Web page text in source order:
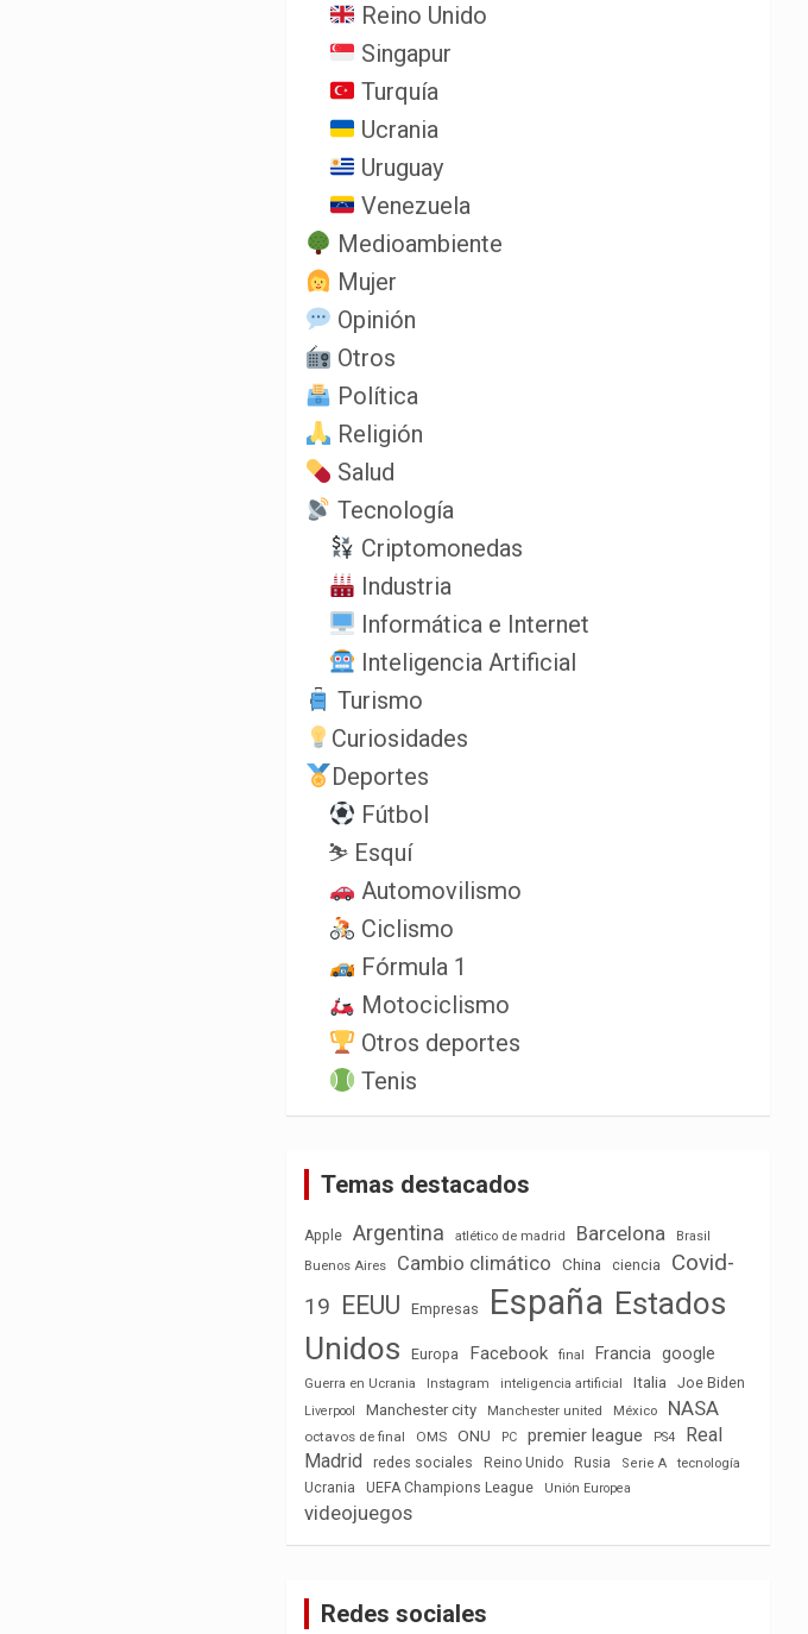
Reino Unido
Singapur
Turquía
Ucrania
Uruguay
Venezuela
Medioambiente
Mujer
Opinión
Otros
Política
Religión
Salud
Tecnología
Criptomonedas
Industria
Informática e Internet
Inteligencia Artificial
Turismo
Curiosidades
Deportes
Fútbol
⛷️ Esquí
Automovilismo
Ciclismo
Fórmula 1
Motociclismo
Otros deportes
Tenis
Temas destacados
Apple Argentina atlético de madrid Barcelona
Brasil
Buenos Aires
Cambio climático China ciencia
Covid-
19
EEUU Empresas España Estados
Unidos
Europa Facebook final Francia google
Guerra en Ucrania Instagram inteligencia artificial Italia Joe Biden
Liverpool Manchester city Manchester united México NASA
octavos de final OMS ONU PC premier league PS4
Real
Madrid
redes sociales Reino Unido Rusia Serie A
tecnología
Ucrania
UEFA Champions League Unión Europea
videojuegos
Redes sociales